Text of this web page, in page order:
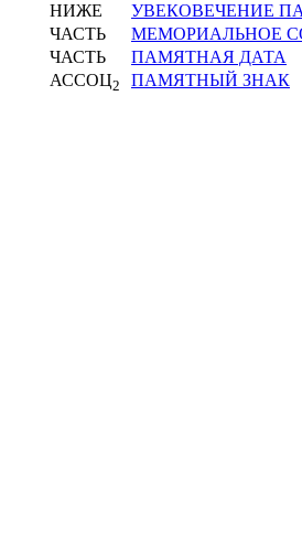
НИЖЕ
УВЕКОВЕЧЕНИЕ
ЧАСТЬ
МЕМОРИАЛЬНОЕ
ЧАСТЬ
ПАМЯТНАЯ ДАТА
АССОЦ2 ПАМЯТНЫЙ ЗНАК